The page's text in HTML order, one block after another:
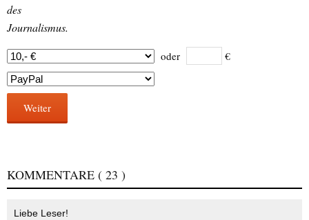
des
Journalismus.
oder €
Weiter
KOMMENTARE ( 23 )
Liebe Leser!